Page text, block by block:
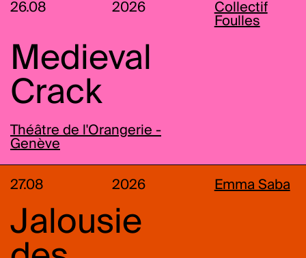
26.08 2026
Collectif
Foulles
Medieval
Crack
Théâtre de l'Orangerie -
Genève
27.08 2026 Emma Saba
Jalousie